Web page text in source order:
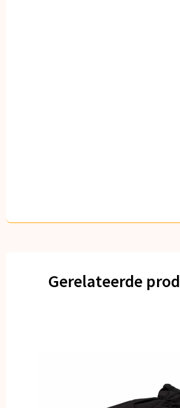
Gerelateerde